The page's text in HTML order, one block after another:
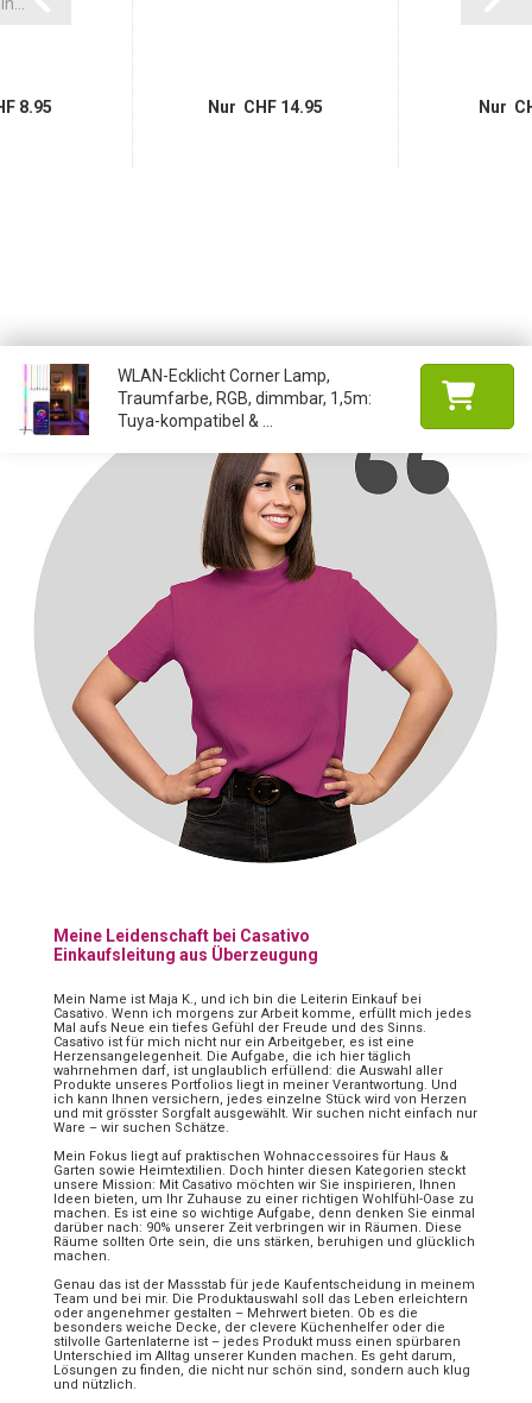
8.95 Nur CHF 14.95 Nur
WLAN-Ecklicht Corner Lamp,
Traumfarbe, RGB, dimmbar, 1,5m:
Tuya-kompatibel & ...
Meine Leidenschaft bei Casativo
Einkaufsleitung aus Überzeugung
Mein Name ist Maja K., und ich bin die Leiterin Einkauf bei
Casativo. Wenn ich morgens zur Arbeit komme, erfüllt mich jedes
Mal aufs Neue ein tiefes Gefühl der Freude und des Sinns.
Casativo ist für mich nicht nur ein Arbeitgeber, es ist eine
Herzensangelegenheit. Die Aufgabe, die ich hier täglich
wahrnehmen darf, ist unglaublich erfüllend: die Auswahl aller
Produkte unseres Portfolios liegt in meiner Verantwortung. Und
ich kann Ihnen versichern, jedes einzelne Stück wird von Herzen
und mit grösster Sorgfalt ausgewählt. Wir suchen nicht einfach nur
Ware – wir suchen Schätze.
Mein Fokus liegt auf praktischen Wohnaccessoires für Haus &
Garten sowie Heimtextilien. Doch hinter diesen Kategorien steckt
unsere Mission: Mit Casativo möchten wir Sie inspirieren, Ihnen
Ideen bieten, um Ihr Zuhause zu einer richtigen Wohlfühl-Oase zu
machen. Es ist eine so wichtige Aufgabe, denn denken Sie einmal
darüber nach: 90% unserer Zeit verbringen wir in Räumen. Diese
Räume sollten Orte sein, die uns stärken, beruhigen und glücklich
machen.
Genau das ist der Massstab für jede Kaufentscheidung in meinem
Team und bei mir. Die Produktauswahl soll das Leben erleichtern
oder angenehmer gestalten – Mehrwert bieten. Ob es die
besonders weiche Decke, der clevere Küchenhelfer oder die
stilvolle Gartenlaterne ist – jedes Produkt muss einen spürbaren
Unterschied im Alltag unserer Kunden machen. Es geht darum,
Lösungen zu finden, die nicht nur schön sind, sondern auch klug
und nützlich.